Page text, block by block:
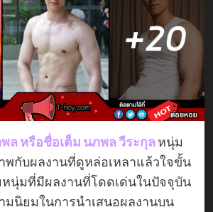
ล หรือชื่อเต็ม นภพล วีระกุลหนุ่ม
กับผลงานที่ดูหล่อเหลาแล้วใจขั้น
หนุ่มที่มีผลงานที่โดดเด่นในปัจจุบัน
มนิยมในการนำเสนอผลงานบน